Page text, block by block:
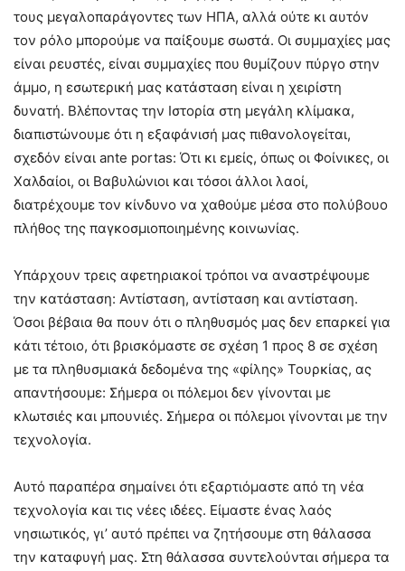
τους μεγαλοπαράγοντες των ΗΠΑ, αλλά ούτε κι αυτόν
τον ρόλο μπορούμε να παίξουμε σωστά. Οι συμμαχίες μας
είναι ρευστές, είναι συμμαχίες που θυμίζουν πύργο στην
άμμο, η εσωτερική μας κατάσταση είναι η χειρίστη
δυνατή. Βλέποντας την Ιστορία στη μεγάλη κλίμακα,
διαπιστώνουμε ότι η εξαφάνισή μας πιθανολογείται,
σχεδόν είναι ante portas: Ότι κι εμείς, όπως οι Φοίνικες, οι
Χαλδαίοι, οι Βαβυλώνιοι και τόσοι άλλοι λαοί,
διατρέχουμε τον κίνδυνο να χαθούμε μέσα στο πολύβουο
πλήθος της παγκοσμιοποιημένης κοινωνίας.
Υπάρχουν τρεις αφετηριακοί τρόποι να αναστρέψουμε
την κατάσταση: Αντίσταση, αντίσταση και αντίσταση.
Όσοι βέβαια θα πουν ότι ο πληθυσμός μας δεν επαρκεί για
κάτι τέτοιο, ότι βρισκόμαστε σε σχέση 1 προς 8 σε σχέση
με τα πληθυσμιακά δεδομένα της «φίλης» Τουρκίας, ας
απαντήσουμε: Σήμερα οι πόλεμοι δεν γίνονται με
κλωτσιές και μπουνιές. Σήμερα οι πόλεμοι γίνονται με την
τεχνολογία.
Αυτό παραπέρα σημαίνει ότι εξαρτιόμαστε από τη νέα
τεχνολογία και τις νέες ιδέες. Είμαστε ένας λαός
νησιωτικός, γι’ αυτό πρέπει να ζητήσουμε στη θάλασσα
την καταφυγή μας. Στη θάλασσα συντελούνται σήμερα τα